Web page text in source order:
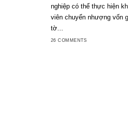
nghiệp có thể thực hiện
viên chuyển nhượng vốn
tờ...
26 COMMENTS